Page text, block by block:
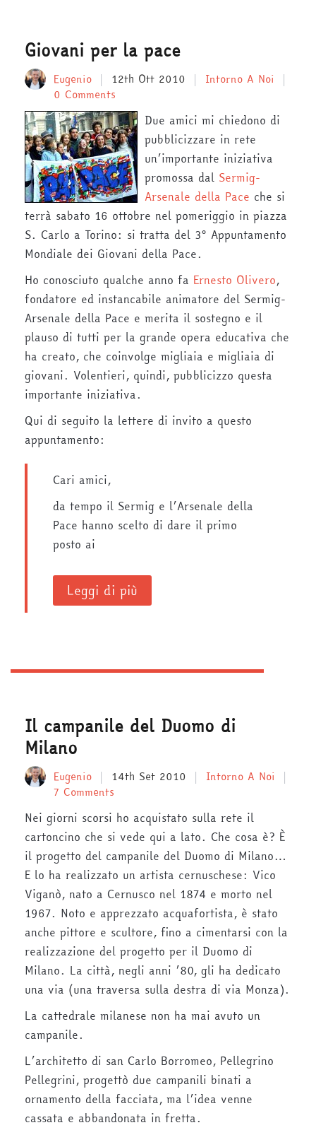
Giovani per la pace
Eugenio 12th Ott 2010
Intorno A Noi
0 Comments
Due amici mi chiedono di
pubblicizzare in rete
un’importante iniziativa
promossa dal Sermig-
Arsenale della Pace che si
terrà sabato 16 ottobre nel pomeriggio in piazza
S. Carlo a Torino: si tratta del 3° Appuntamento
Mondiale dei Giovani della Pace.
Ho conosciuto qualche anno fa Ernesto Olivero,
fondatore ed instancabile animatore del Sermig-
Arsenale della Pace e merita il sostegno e il
plauso di tutti per la grande opera educativa che
ha creato, che coinvolge migliaia e migliaia di
giovani. Volentieri, quindi, pubblicizzo questa
importante iniziativa.
Qui di seguito la lettere di invito a questo
appuntamento:
Cari amici,
da tempo il Sermig e l’Arsenale della
Pace hanno scelto di dare il primo
posto ai
Leggi di più
Il campanile del Duomo di
Milano
Eugenio 14th Set 2010
Intorno A Noi
7 Comments
Nei giorni scorsi ho acquistato sulla rete il
cartoncino che si vede qui a lato. Che cosa è? È
il progetto del campanile del Duomo di Milano…
E lo ha realizzato un artista cernuschese: Vico
Viganò, nato a Cernusco nel 1874 e morto nel
1967. Noto e apprezzato acquafortista, è stato
anche pittore e scultore, fino a cimentarsi con la
realizzazione del progetto per il Duomo di
Milano. La città, negli anni ’80, gli ha dedicato
una via (una traversa sulla destra di via Monza).
La cattedrale milanese non ha mai avuto un
campanile.
L’architetto di san Carlo Borromeo, Pellegrino
Pellegrini, progettò due campanili binati a
ornamento della facciata, ma l’idea venne
cassata e abbandonata in fretta.